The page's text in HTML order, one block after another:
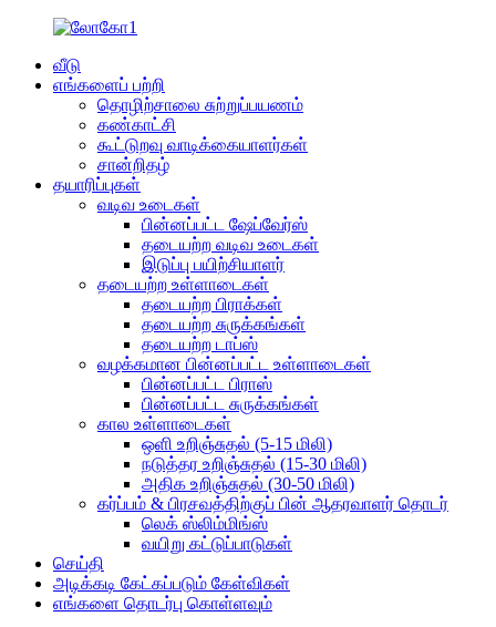
வீடு
எங்களைப் பற்றி
தொழிற்சாலை சுற்றுப்பயணம்
கண்காட்சி
கூட்டுறவு வாடிக்கையாளர்கள்
சான்றிதழ்
தயாரிப்புகள்
வடிவ உடைகள்
பின்னப்பட்ட ஷேப்வேர்ஸ்
தடையற்ற வடிவ உடைகள்
இடுப்பு பயிற்சியாளர்
தடையற்ற உள்ளாடைகள்
தடையற்ற பிராக்கள்
தடையற்ற சுருக்கங்கள்
தடையற்ற டாப்ஸ்
வழக்கமான பின்னப்பட்ட உள்ளாடைகள்
பின்னப்பட்ட பிராஸ்
பின்னப்பட்ட சுருக்கங்கள்
கால உள்ளாடைகள்
ஒளி உறிஞ்சுதல் (5-15 மிலி)
நடுத்தர உறிஞ்சுதல் (15-30 மிலி)
அதிக உறிஞ்சுதல் (30-50 மிலி)
கர்ப்பம் & பிரசவத்திற்குப் பின் ஆதரவாளர் தொடர்
லெக் ஸ்லிம்மிங்ஸ்
வயிறு கட்டுப்பாடுகள்
செய்தி
அடிக்கடி கேட்கப்படும் கேள்விகள்
எங்களை தொடர்பு கொள்ளவும்